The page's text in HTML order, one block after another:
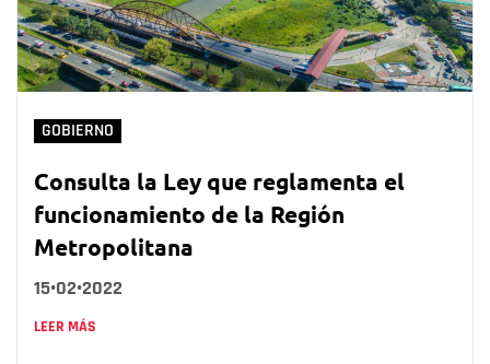
GOBIERNO
Consulta la Ley que reglamenta el
funcionamiento de la Región
Metropolitana
15•02•2022
LEER MÁS